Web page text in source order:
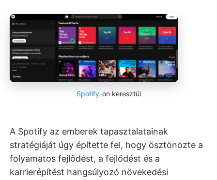
Spotify-on keresztül
A Spotify az emberek tapasztalatainak
stratégiáját úgy építette fel, hogy ösztönözte a
folyamatos fejlődést, a fejlődést és a
karrierépítést hangsúlyozó növekedési